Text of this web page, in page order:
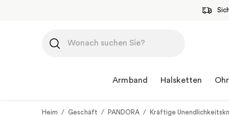
Inhalt
springen
Armband Halsketten
Heim / Geschäft / PANDORA / Kräftige